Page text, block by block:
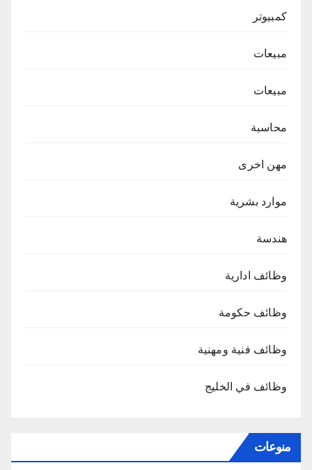
كمبيوتر
مبيعات
مبيعات
محاسبة
مهن اخرى
موارد بشرية
هندسة
وظائف ادارية
وظائف حكومة
وظائف فنية ومهنية
وظائف في الخليج
منوعات